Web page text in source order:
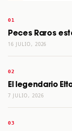
Peces Raros
16 JULIO, 2026
El legendario
7 JULIO, 2026